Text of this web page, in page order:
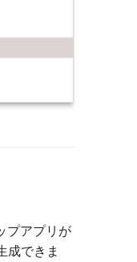
プアプリが
成できま